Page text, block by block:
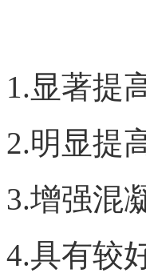
1.显著提
2.明显提
3.增强混
4.具有较